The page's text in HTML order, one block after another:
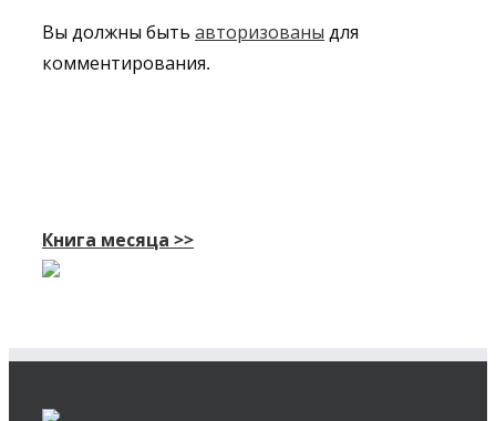
Вы должны быть авторизованы для
комментирования.
Книга месяца >>